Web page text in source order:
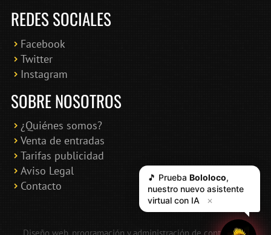
REDES SOCIALES
Facebook
Twitter
Instagram
SOBRE NOSOTROS
¿Quiénes somos?
Venta de entradas
Tarifas publicidad
Aviso Legal
Contacto
🎵 Prueba Bololoco,
nuestro nuevo asistente
virtual con IA
✕